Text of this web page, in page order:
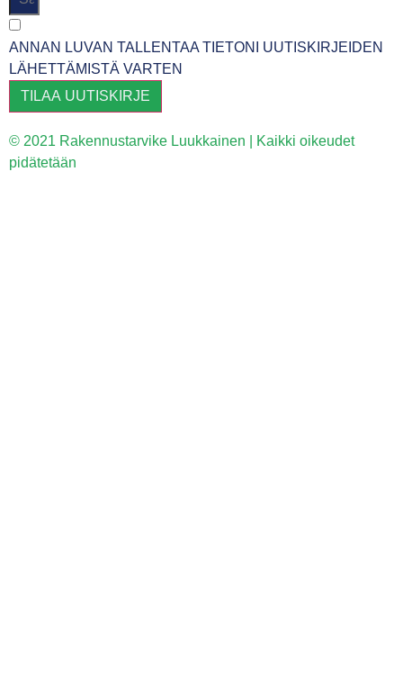
ANNAN LUVAN TALLENTAA TIETONI UUTISKIRJEIDEN
LÄHETTÄMISTÄ VARTEN
TILAA UUTISKIRJE
© 2021 Rakennustarvike Luukkainen | Kaikki oikeudet
pidätetään